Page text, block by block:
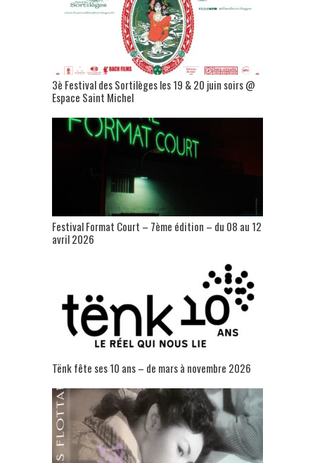
3è Festival des Sortilèges les 19 & 20 juin soirs @
Espace Saint Michel
Festival Format Court – 7ème édition – du 08 au 12
avril 2026
Tënk fête ses 10 ans – de mars à novembre 2026